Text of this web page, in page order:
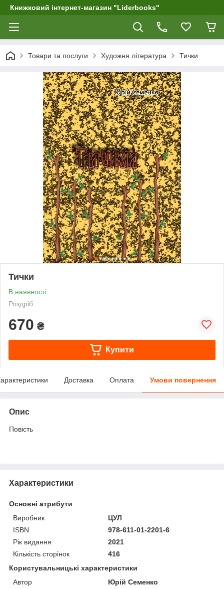
Книжковий інтернет-магазин "Liderbooks"
Товари та послуги Художня література Тички
Тички
В наявності
Роздріб
670 ₴
Купити
Доставка Оплата Умови повернення
Опис
Повість
Характеристики
Основні атрибути
Виробник
ЦУЛ
ISBN
978-611-01-2201-6
Рік видання
2021
Кількість сторінок
416
Користувальницькі характеристики
Автор
Юрій Семенко